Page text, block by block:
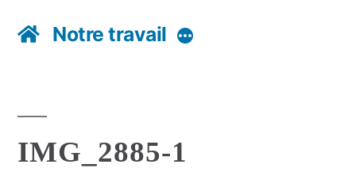
Notre travail Plus
IMG_2885-1